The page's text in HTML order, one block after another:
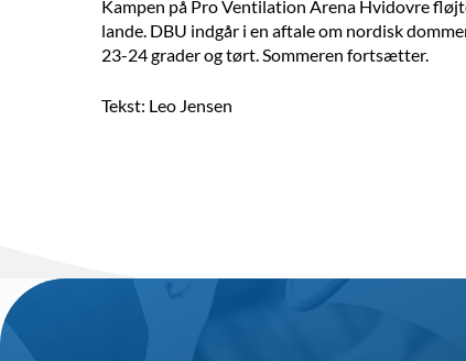
Kampen på Pro Ventilation Arena Hvidovre
lande. DBU indgår i en aftale om nordisk
23-24 grader og tørt. Sommeren fortsætter.
Tekst: Leo Jensen